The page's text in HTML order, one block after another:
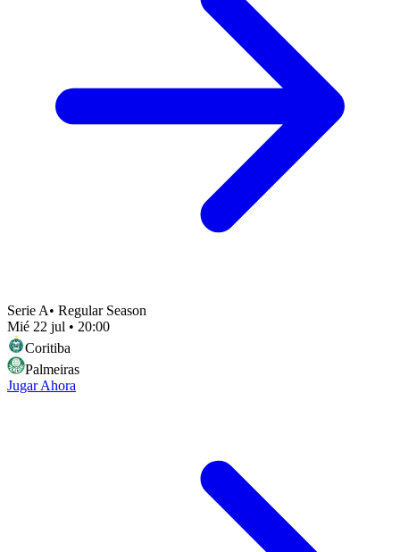
Serie A• Regular Season
Mié 22 jul • 20:00
Coritiba
Palmeiras
Jugar Ahora